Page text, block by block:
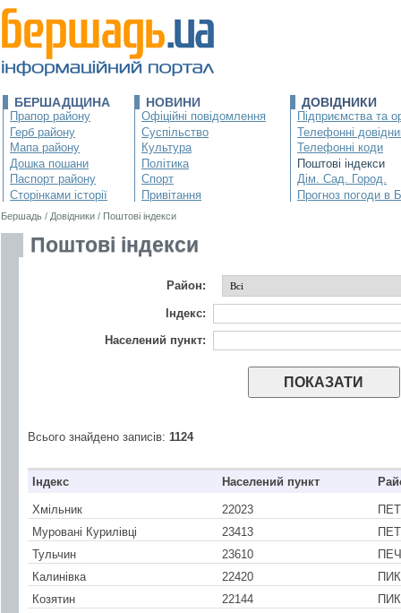
БЕРШАДЩИНА
Прапор району
Герб району
Мапа району
Дошка пошани
Паспорт району
Сторінками історії
НОВИНИ
Офіційні повідомлення
Суспільство
Культура
Політика
Спорт
Привітання
ДОВІДНИКИ
Підприємства та
Телефонні
Телефонні коди
Поштові індекси
Дім. Сад. Город.
Прогноз погоди в
Бершадь / Довідники / Поштові індекси
Поштові індекси
Район:
Індекс:
Населений пункт:
Всього знайдено записів: 1124
Індекс Населений пункт
Хмільник 22023
Муровані Курилівці
23413
Тульчин
23610
Калинівка
22420
Козятин
22144